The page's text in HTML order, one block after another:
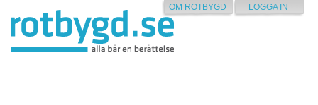
LOGGA IN
OM ROTBYGD